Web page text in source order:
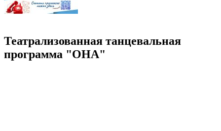
Театрализованная танцевальная
программа "ОНА"